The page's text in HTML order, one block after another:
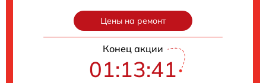
Цены на ремонт
Конец акции
01:13:40